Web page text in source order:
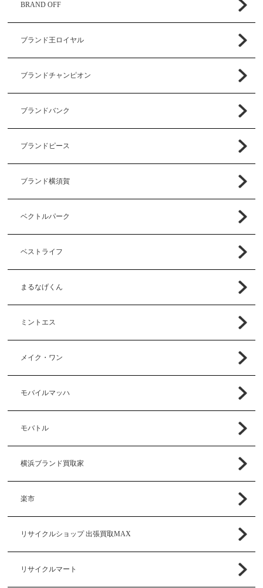
BRAND OFF
ブランド王ロイヤル
ブランドチャンピオン
ブランドバンク
ブランドピース
ブランド横須賀
ベクトルパーク
ベストライフ
まるなげくん
ミントエス
メイク・ワン
モバイルマッハ
モバトル
横浜ブランド買取家
楽市
リサイクルショップ 出張買取MAX
リサイクルマート